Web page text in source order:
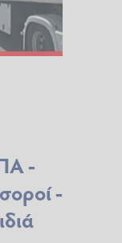
-
-